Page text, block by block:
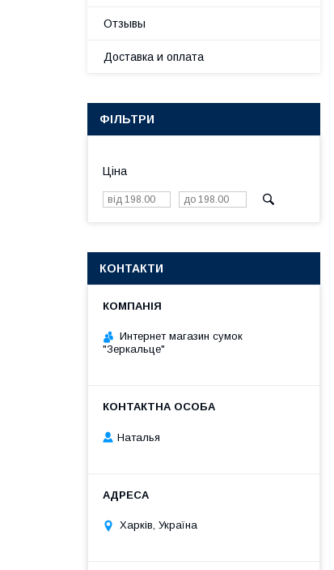
Отзывы
Доставка и оплата
ФІЛЬТРИ
Ціна
КОНТАКТИ
Интернет магазин сумок
"Зеркальце"
Наталья
Харків, Україна